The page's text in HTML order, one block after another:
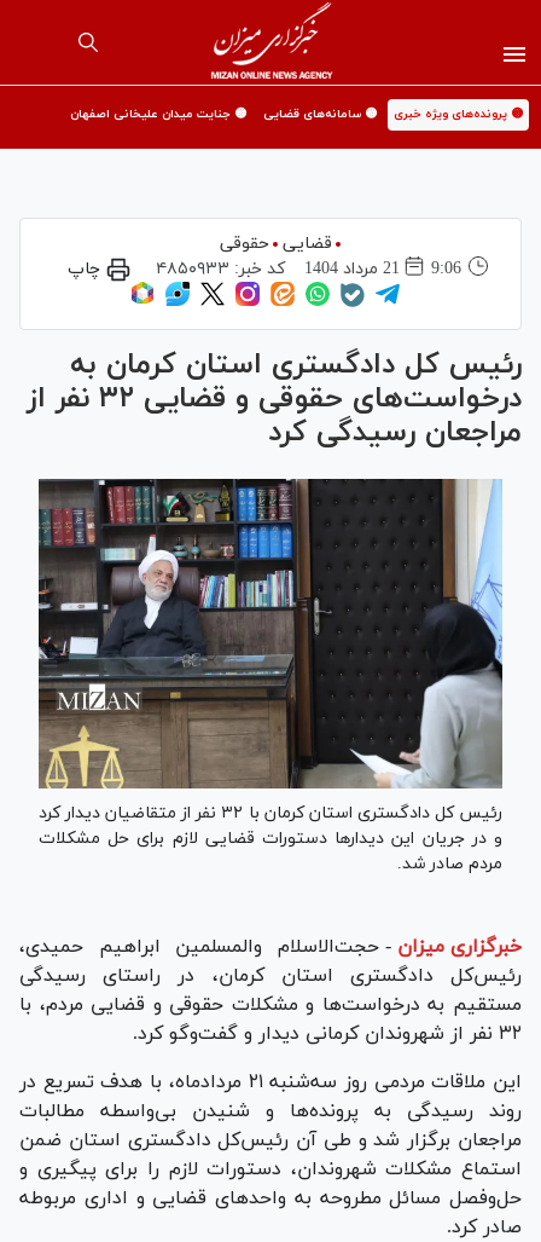
🟡 پرونده‌های ویژه خبری 🟡 سامانه‌های قضایی 🟡 جنایت میدان علیخانی اصفهان
قضایی حقوقی
9:06
21 مرداد 1404 کد خبر: ۴۸۵۰۹۳۳ چاپ
رئیس کل دادگستری استان کرمان به
درخواست‌های حقوقی و قضایی ۳۲ نفر از
مراجعان رسیدگی کرد
رئیس کل دادگستری استان کرمان با ۳۲ نفر از متقاضیان دیدار کرد
و در جریان این دیدار‌ها دستورات قضایی لازم برای حل مشکلات
مردم صادر شد.
خبرگزاری میزان - حجت‌الاسلام والمسلمین ابراهیم حمیدی،
رئیس‌کل دادگستری استان کرمان، در راستای رسیدگی
مستقیم به درخواست‌ها و مشکلات حقوقی و قضایی مردم، با
۳۲ نفر از شهروندان کرمانی دیدار و گفت‌و‌گو کرد.
این ملاقات مردمی روز سه‌شنبه ۲۱ مردادماه، با هدف تسریع در
روند رسیدگی به پرونده‌ها و شنیدن بی‌واسطه مطالبات
مراجعان برگزار شد و طی آن رئیس‌کل دادگستری استان ضمن
استماع مشکلات شهروندان، دستورات لازم را برای پیگیری و
حل‌وفصل مسائل مطروحه به واحد‌های قضایی و اداری مربوطه
صادر کرد.